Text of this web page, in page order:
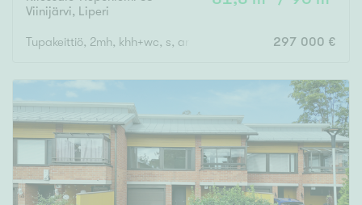
Viinijärvi, Liperi
Tupakeittiö, 2mh, khh+wc, s, arkieteinen/tekn. tila,297 000 €